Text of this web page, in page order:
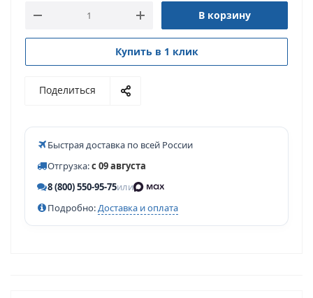
В корзину
Купить в 1 клик
Поделиться
Быстрая доставка по всей России
Отгрузка:с 09 августа
8 (800) 550-95-75или
Подробно:Доставка и оплата